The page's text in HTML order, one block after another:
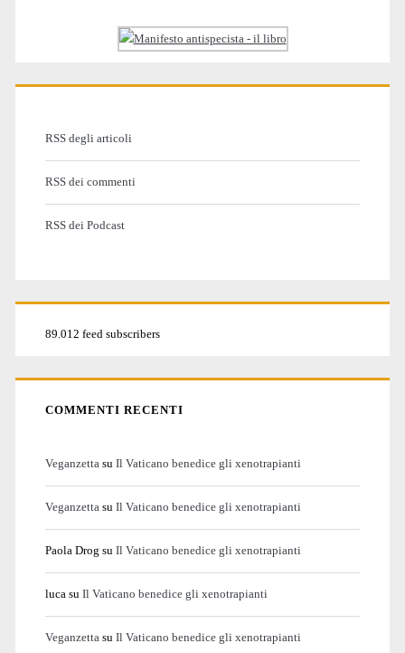
RSS degli articoli
RSS dei commenti
RSS dei Podcast
89.012 feed subscribers
COMMENTI RECENTI
Veganzettasu Il Vaticano benedice gli xenotrapianti
Veganzettasu Il Vaticano benedice gli xenotrapianti
Paola Drog su Il Vaticano benedice gli xenotrapianti
lucasu Il Vaticano benedice gli xenotrapianti
Veganzettasu Il Vaticano benedice gli xenotrapianti